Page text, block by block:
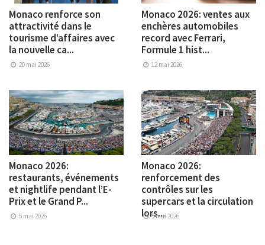
Monaco renforce son
attractivité dans le
tourisme d’affaires avec
la nouvelle ca...
20 mai 2026
Monaco 2026: ventes aux
enchères automobiles
record avec Ferrari,
Formule 1 hist...
12 mai 2026
Monaco 2026:
restaurants, événements
et nightlife pendant l’E-
Prix et le Grand P...
5 mai 2026
Monaco 2026:
renforcement des
contrôles sur les
supercars et la circulation
lors...
5 mai 2026